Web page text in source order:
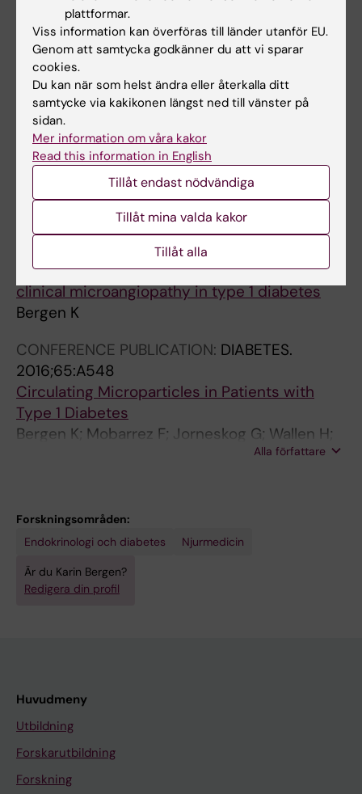
Lower urine epidermal growth factor to
monocyte chemoattractant protein 1 ratio is
associated with elevated biomarkers of
endothelial dysfunction in IgA nephropathy
Bergen K; Lundberg S
EDITORIAL:
LANCET. 2023;401(10388):1548-
1550
We can go further in non-immunosuppressive
treatment of IgA nephropathy
Lundberg S; Bergen K
DOCTORAL THESIS:2022
Microvesicles, skin microcirculation and
clinical microangiopathy in type 1 diabetes
Bergen K
CONFERENCE PUBLICATION: DIABETES.
2016;65:A548
Circulating Microparticles in Patients with
Type 1 Diabetes
Bergen K; Mobarrez F; Jorneskog G; Wallen H;
Alla författare
Forskningsområden:
Endokrinologi och diabetes
Njurmedicin
Är du Karin Bergen?
Redigera din profil
Huvudmeny
Utbildning
Forskarutbildning
Forskning
plattformar.
Viss information kan överföras till länder utanför EU.
Genom att samtycka godkänner du att vi sparar
cookies.
Du kan när som helst ändra eller återkalla ditt
samtycke via kakikonen längst ned till vänster på
sidan.
Mer information om våra kakor
Read this information in English
Tillåt endast nödvändiga
Tillåt mina valda kakor
Tillåt alla